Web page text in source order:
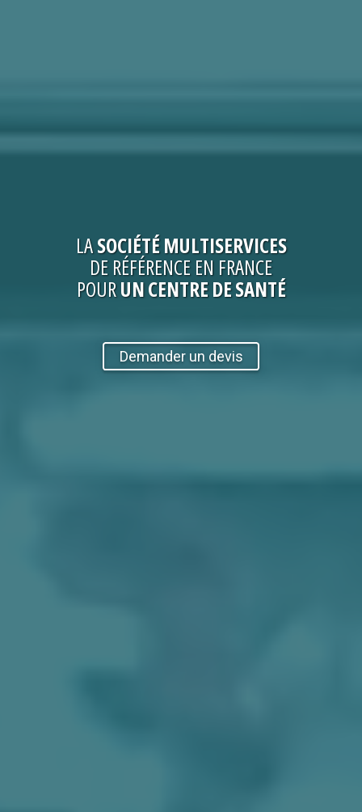
LASOCIÉTÉMULTISERVICES
DE RÉFÉRENCE EN FRANCE
POURUN CENTRE DE SANTÉ
Demander un devis